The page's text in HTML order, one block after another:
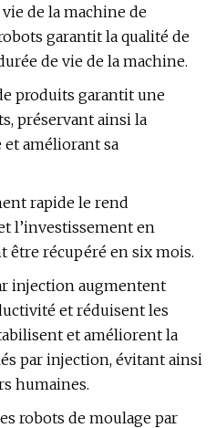
de la machine de
garantit la qualité de
de vie de la machine.
produits garantit une
préservant ainsi la
améliorant sa
rapide le rend
l’investissement en
être récupéré en six mois.
injection augmentent
et réduisent les
et améliorent la
par injection, évitant ainsi
humaines.
robots de moulage par